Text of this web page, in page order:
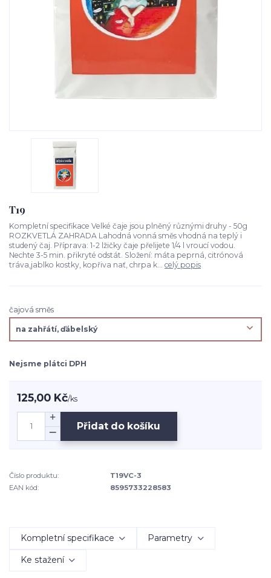
T19
Kompletní specifikace Velké čaje jsou plněný různými druhy - 50g
ROZKVETLÁ ZAHRADA Lahodná vonná směs vhodná na teplý i
studený čaj. Příprava: 1-2 lžičky čaje přelijete 1/4 l vroucí vodou.
Nechte 3-5 min. přikryté odstát. Složení: máta peprná, citrónová
tráva,jablko kostky, kopřiva nať, chrpa k... celý popis
čajová směs
Nejsme plátci DPH
125,00 Kč/ks
Přidat do košíku
Číslo produktu:
T19VC-3
EAN kód:
8595733228583
Kompletní specifikace Parametry
Ke stažení